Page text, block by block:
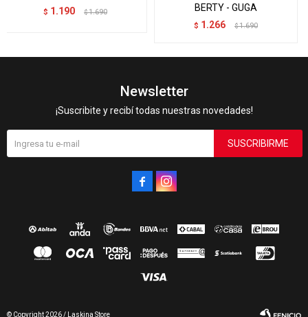
$ 1.190 $ 1.690
BERTY - GUGA
$ 1.266 $ 1.690
Newsletter
¡Suscribite y recibí todas nuestras novedades!
SUSCRIBIRME
 
© Copyright 2026 / Laskina Store